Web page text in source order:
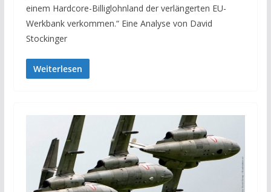
einem Hardcore-Billiglohnland der verlängerten EU-
Werkbank verkommen.“ Eine Analyse von David
Stockinger
Weiterlesen